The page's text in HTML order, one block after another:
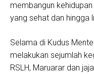
membangun
yang sehat dan hingga
Selama di Kudus
melakukan sejumlah
RSLH, Maruarar dan